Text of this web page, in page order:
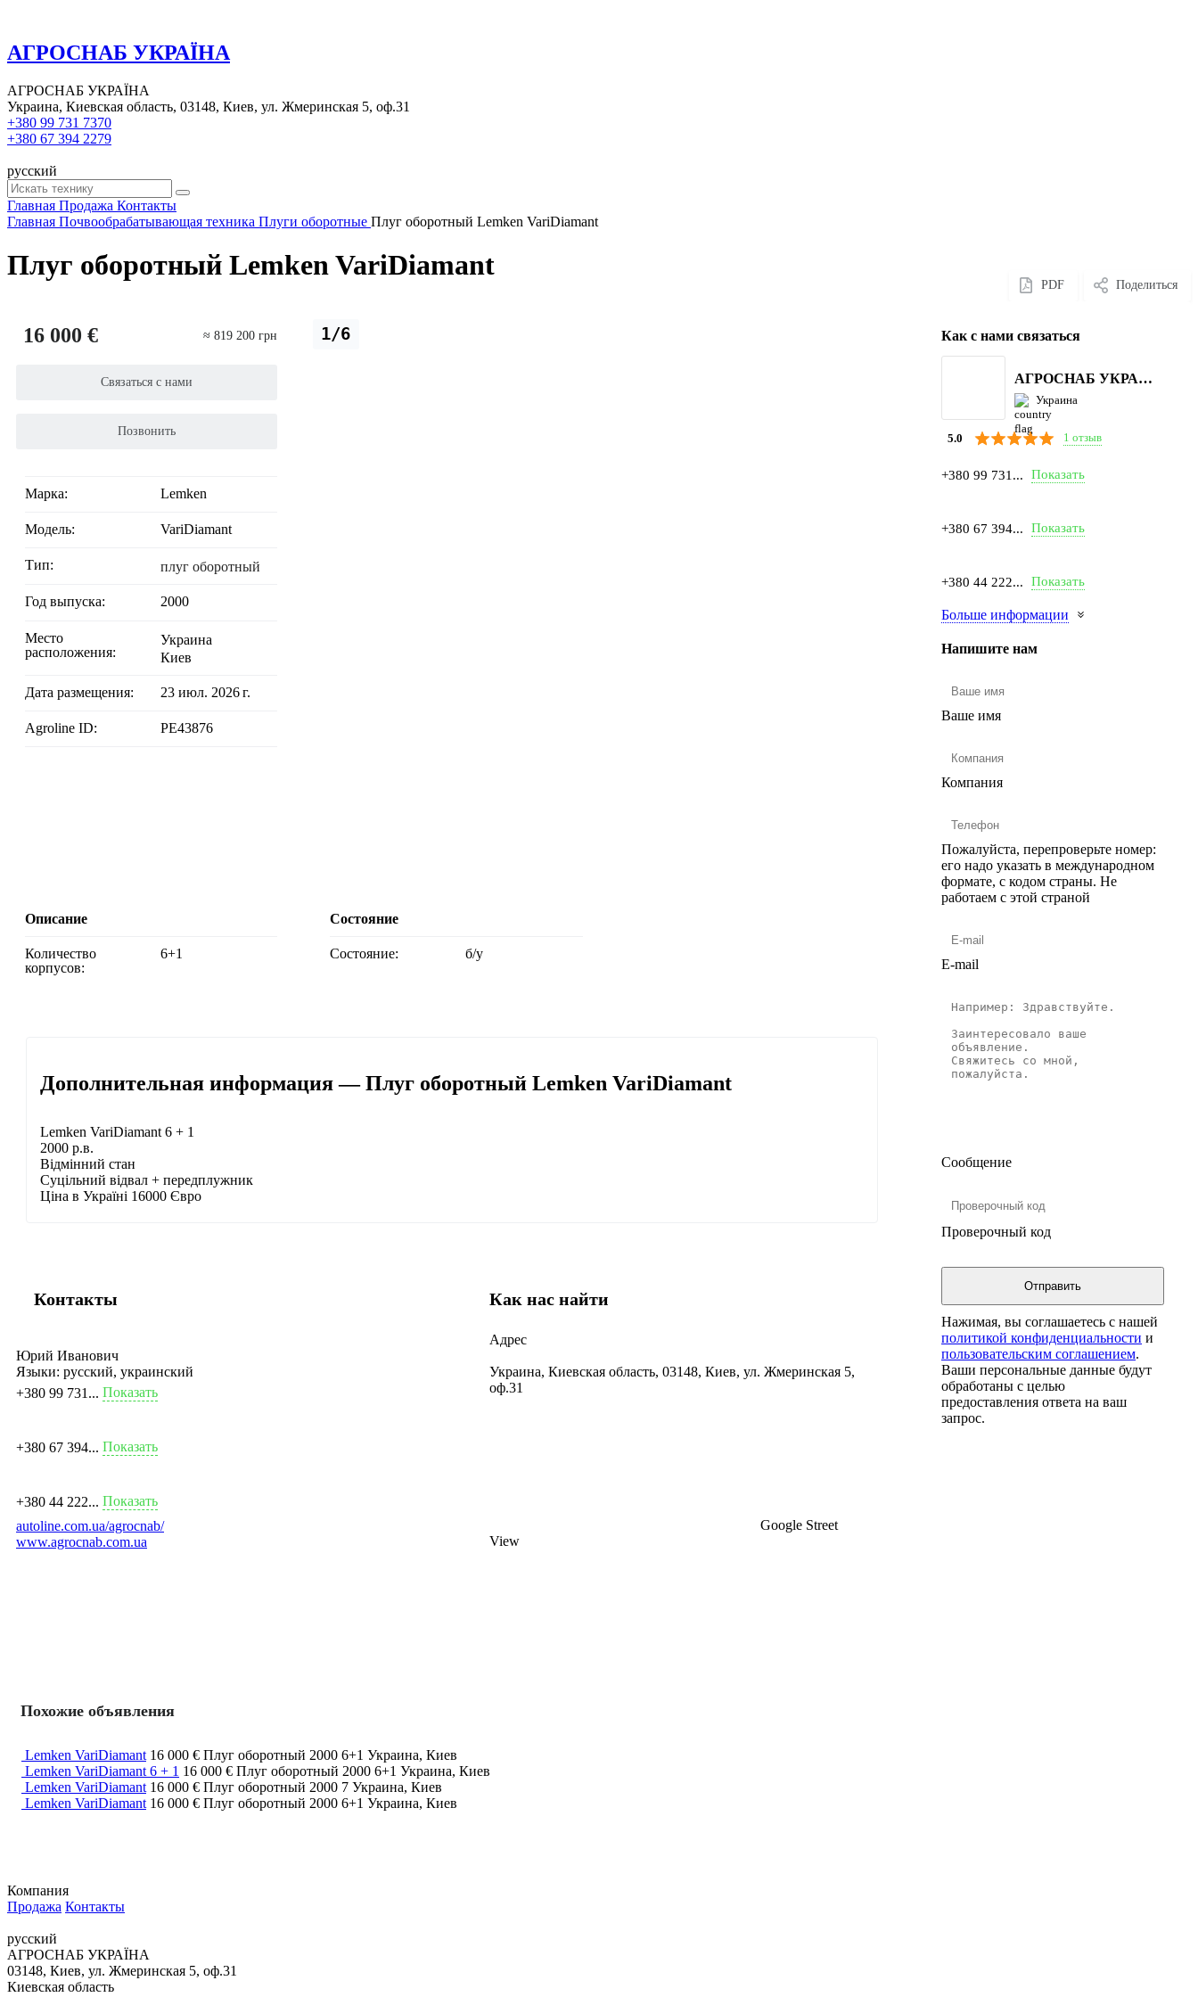
АГРОСНАБ УКРАЇНА
АГРОСНАБ УКРАЇНА
Украина, Киевская область, 03148, Киев, ул. Жмеринская 5, оф.31
+380 99 731 7370
+380 67 394 2279
русский
Главная Продажа Контакты
Главная Почвообрабатывающая техника Плуги оборотные Плуг оборотный Lemken VariDiamant
Плуг оборотный Lemken VariDiamant
PDF Поделиться
1/6
16 000 € ≈ 819 200 грн
Связаться с нами
Позвонить
Марка: Lemken
Модель: VariDiamant
Тип: плуг оборотный
Год выпуска: 2000
Место
расположения:
Украина
Киев
Дата размещения: 23 июл. 2026 г.
Agroline ID: PE43876
Описание
Количество
корпусов:
6+1
Состояние
Состояние: б/у
Дополнительная информация — Плуг оборотный Lemken VariDiamant
Lemken VariDiamant 6 + 1
2000 р.в.
Відмінний стан
Суцільний відвал + передплужник
Ціна в Україні 16000 Євро
Как с нами связаться
АГРОСНАБ УКРАЇНА
Украина
5.0 1 отзыв
+380 99 731... Показать
+380 67 394... Показать
+380 44 222... Показать
Больше информации
Напишите нам
Ваше имя
Компания
Пожалуйста, перепроверьте номер:
его надо указать в международном
формате, с кодом страны. Не
работаем с этой страной
E-mail
Сообщение
Проверочный код
Нажимая, вы соглашаетесь с нашей
политикой конфиденциальности и
пользовательским соглашением.
Ваши персональные данные будут
обработаны с целью
предоставления ответа на ваш
запрос.
Контакты
Юрий Иванович
Языки: русский, украинский
+380 99 731... Показать
+380 67 394... Показать
+380 44 222... Показать
autoline.com.ua/agrocnab/
www.agrocnab.com.ua
Как нас найти
Адрес
Украина, Киевская область, 03148, Киев, ул. Жмеринская 5,
оф.31
Google Street
View
Похожие объявления
Lemken VariDiamant 16 000 € Плуг оборотный 2000 6+1 Украина, Киев
Lemken VariDiamant 6 + 1 16 000 € Плуг оборотный 2000 6+1 Украина, Киев
Lemken VariDiamant 16 000 € Плуг оборотный 2000 7 Украина, Киев
Lemken VariDiamant 16 000 € Плуг оборотный 2000 6+1 Украина, Киев
Компания
Продажа Контакты
русский
АГРОСНАБ УКРАЇНА
03148, Киев, ул. Жмеринская 5, оф.31
Киевская область